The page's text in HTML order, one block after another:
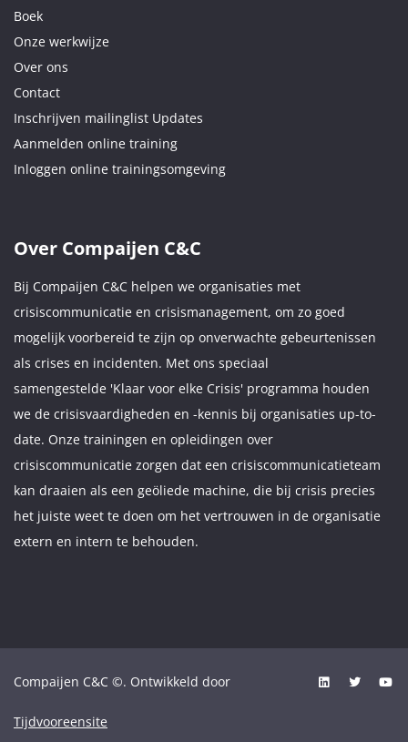
Boek
Onze werkwijze
Over ons
Contact
Inschrijven mailinglist Updates
Aanmelden online training
Inloggen online trainingsomgeving
Over Compaijen C&C
Bij Compaijen C&C helpen we organisaties met
crisiscommunicatie en crisismanagement, om zo goed
mogelijk voorbereid te zijn op onverwachte gebeurtenissen
als crises en incidenten. Met ons speciaal
samengestelde 'Klaar voor elke Crisis' programma houden
we de crisisvaardigheden en -kennis bij organisaties up-to-
date. Onze trainingen en opleidingen over
crisiscommunicatie zorgen dat een crisiscommunicatieteam
kan draaien als een geöliede machine, die bij crisis precies
het juiste weet te doen om het vertrouwen in de organisatie
extern en intern te behouden.
Compaijen C&C ©. Ontwikkeld door
Tijdvooreensite